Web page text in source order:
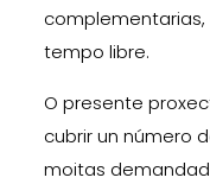
tempo libre.
O presente
cubrir un número
moitas